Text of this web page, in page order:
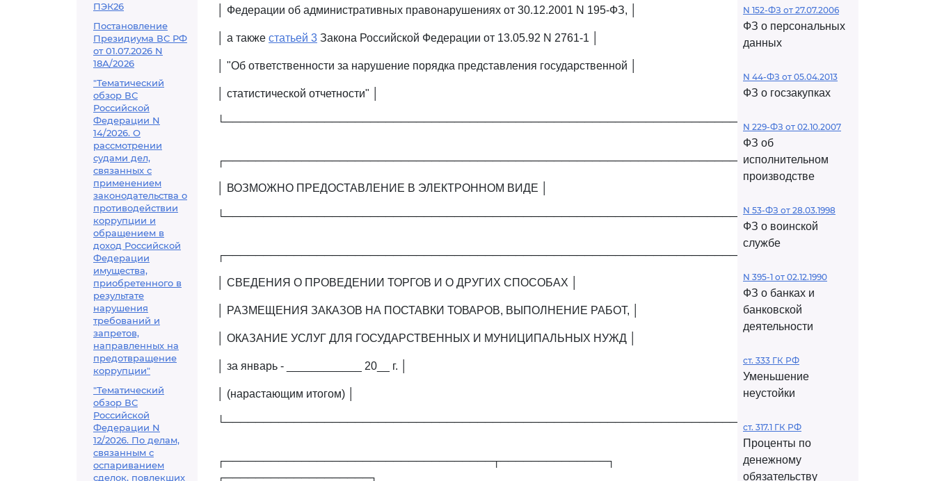
ПЭК26
Постановление
Президиума ВС РФ
от 01.07.2026 N
18А/2026
"Тематический
обзор ВС
Российской
Федерации N
14/2026. О
рассмотрении
судами дел,
связанных с
применением
законодательства о
противодействии
коррупции и
обращением в
доход Российской
Федерации
имущества,
приобретенного в
результате
нарушения
требований и
запретов,
направленных на
предотвращение
коррупции"
"Тематический
обзор ВС
Российской
Федерации N
12/2026. По делам,
связанным с
оспариванием
сделок, повлекших
│ Федерации об административных правонарушениях от 30.12.2001 N 195-ФЗ, │
│ а также статьей 3 Закона Российской Федерации от 13.05.92 N 2761-1 │
│ "Об ответственности за нарушение порядка представления государственной │
│ статистической отчетности" │
└─────────────────────────────────────────────────────────────────────────┘
┌─────────────────────────────────────────────────────────────────────────┐
│ ВОЗМОЖНО ПРЕДОСТАВЛЕНИЕ В ЭЛЕКТРОННОМ ВИДЕ │
└─────────────────────────────────────────────────────────────────────────┘
┌─────────────────────────────────────────────────────────────────────────┐
│ СВЕДЕНИЯ О ПРОВЕДЕНИИ ТОРГОВ И О ДРУГИХ СПОСОБАХ │
│ РАЗМЕЩЕНИЯ ЗАКАЗОВ НА ПОСТАВКИ ТОВАРОВ, ВЫПОЛНЕНИЕ РАБОТ, │
│ ОКАЗАНИЕ УСЛУГ ДЛЯ ГОСУДАРСТВЕННЫХ И МУНИЦИПАЛЬНЫХ НУЖД │
│ за январь - ____________ 20__ г. │
│ (нарастающим итогом) │
└─────────────────────────────────────────────────────────────────────────┘
┌───────────────────────────────────┬──────────────┐
┌───────────────────┐
N 152-ФЗ от 27.07.2006
ФЗ о персональных
данных
N 44-ФЗ от 05.04.2013
ФЗ о госзакупках
N 229-ФЗ от 02.10.2007
ФЗ об
исполнительном
производстве
N 53-ФЗ от 28.03.1998
ФЗ о воинской
службе
N 395-1 от 02.12.1990
ФЗ о банках и
банковской
деятельности
ст. 333 ГК РФ
Уменьшение
неустойки
ст. 317.1 ГК РФ
Проценты по
денежному
обязательству